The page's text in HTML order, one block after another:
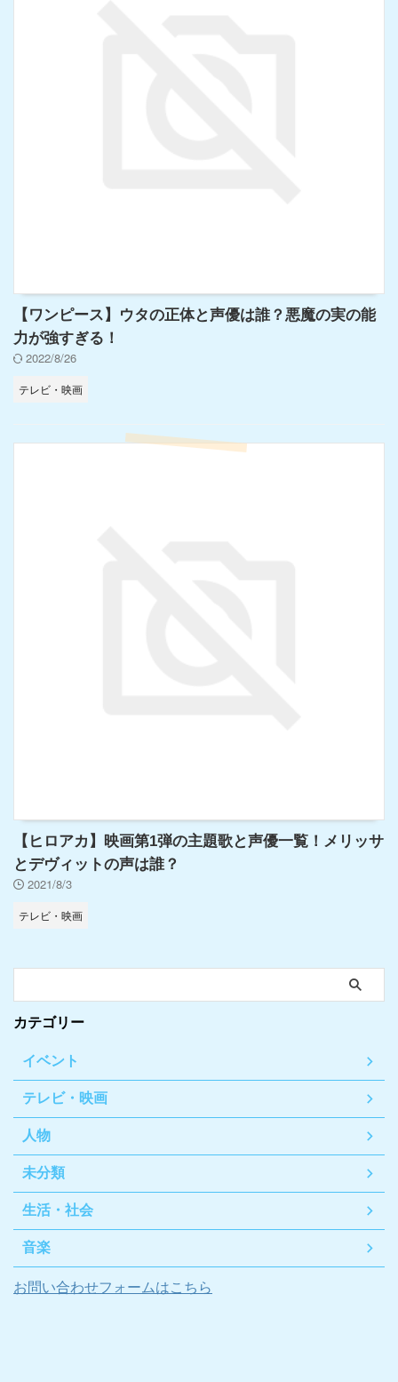
【ワンピース】ウタの正体と声優は誰？悪魔の実の能
力が強すぎる！
2022/8/26
テレビ・映画
【ヒロアカ】映画第1弾の主題歌と声優一覧！メリッサ
とデヴィットの声は誰？
2021/8/3
テレビ・映画
カテゴリー
イベント
テレビ・映画
人物
未分類
生活・社会
音楽
お問い合わせフォームはこちら